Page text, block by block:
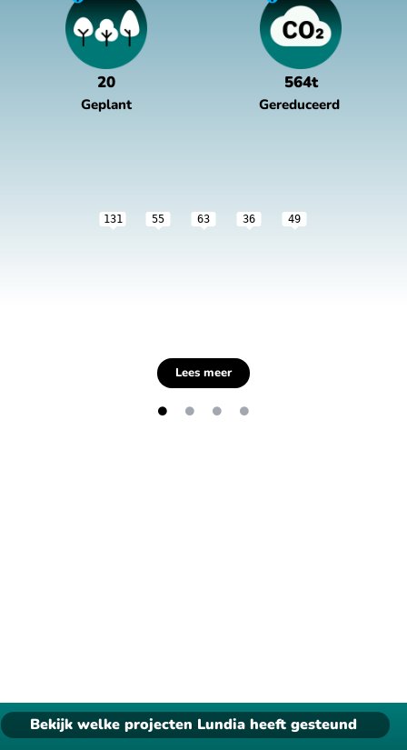
20
Geplant
564t
Gereduceerd
131 55 63 36 49
Lees meer
Bekijk welke projecten Lundia heeft gesteund